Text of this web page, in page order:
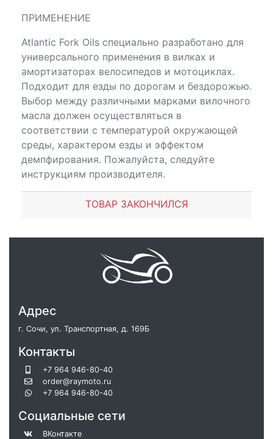
ПРИМЕНЕНИЕ
Atlantic Fork Oils специально разработано для
универсального применения в вилках и
амортизаторах велосипедов и мотоциклах.
Подходит для езды по дорогам и бездорожью.
Выбор между различными марками вилочного
масла должен осуществляться в
соответствии с температурой окружающей
среды, характером езды и эффектом
демпфирования. Пожалуйста, следуйте
инструкциям производителя.
ТОВАР ЗАКОНЧИЛСЯ
Адрес
г. Сочи, ул. Транспортная, д. 169Б
Контакты
+7 964 946-80-40
order@raymoto.ru
+7 964 946-80-40
Социальные сети
ВКонтакте